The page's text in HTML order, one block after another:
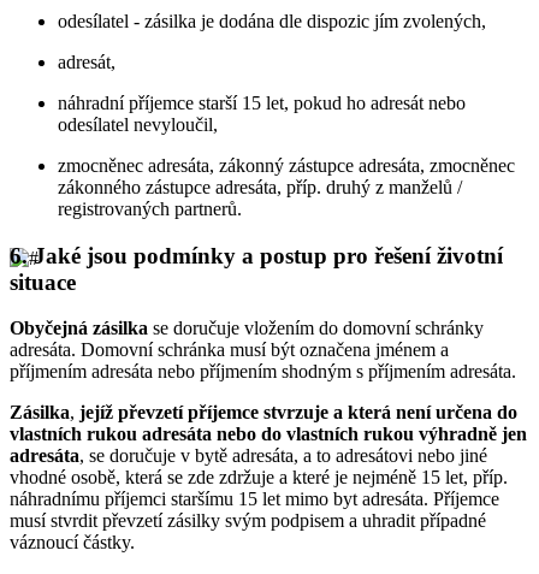
odesílatel - zásilka je dodána dle dispozic jím zvolených,
adresát,
náhradní příjemce starší 15 let, pokud ho adresát nebo
odesílatel nevyloučil,
zmocněnec adresáta, zákonný zástupce adresáta, zmocněnec
zákonného zástupce adresáta, příp. druhý z manželů /
registrovaných partnerů.
6.Jaké jsou podmínky a postup pro řešení životní
situace
Obyčejná zásilka se doručuje vložením do domovní schránky
adresáta. Domovní schránka musí být označena jménem a
příjmením adresáta nebo příjmením shodným s příjmením adresáta.
Zásilka, jejíž převzetí příjemce stvrzuje a která není určena do
vlastních rukou adresáta nebo do vlastních rukou výhradně jen
adresáta, se doručuje v bytě adresáta, a to adresátovi nebo jiné
vhodné osobě, která se zde zdržuje a které je nejméně 15 let, příp.
náhradnímu příjemci staršímu 15 let mimo byt adresáta. Příjemce
musí stvrdit převzetí zásilky svým podpisem a uhradit případné
váznoucí částky.